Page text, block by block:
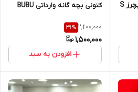
کتونی بچه گانه وارداتی BUBU
2,200,000
31%
1,500,000
افزودن به سبد